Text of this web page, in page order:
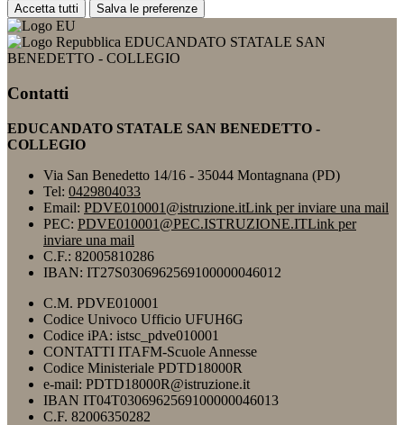
Accetta tutti Salva le preferenze
EDUCANDATO STATALE SAN
BENEDETTO - COLLEGIO
Contatti
EDUCANDATO STATALE SAN BENEDETTO -
COLLEGIO
Via San Benedetto 14/16 - 35044 Montagnana (PD)
Tel: 0429804033
Email: PDVE010001@istruzione.itLink per inviare una mail
PEC: PDVE010001@PEC.ISTRUZIONE.ITLink per
inviare una mail
C.F.: 82005810286
IBAN: IT27S0306962569100000046012
C.M. PDVE010001
Codice Univoco Ufficio UFUH6G
Codice iPA: istsc_pdve010001
CONTATTI ITAFM-Scuole Annesse
Codice Ministeriale PDTD18000R
e-mail: PDTD18000R@istruzione.it
IBAN IT04T0306962569100000046013
C.F. 82006350282